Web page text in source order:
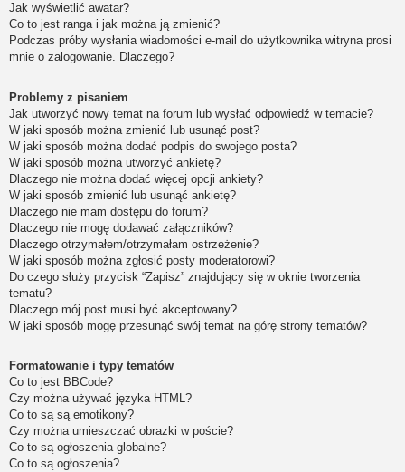
Jak wyświetlić awatar?
Co to jest ranga i jak można ją zmienić?
Podczas próby wysłania wiadomości e-mail do użytkownika witryna prosi
mnie o zalogowanie. Dlaczego?
Problemy z pisaniem
Jak utworzyć nowy temat na forum lub wysłać odpowiedź w temacie?
W jaki sposób można zmienić lub usunąć post?
W jaki sposób można dodać podpis do swojego posta?
W jaki sposób można utworzyć ankietę?
Dlaczego nie można dodać więcej opcji ankiety?
W jaki sposób zmienić lub usunąć ankietę?
Dlaczego nie mam dostępu do forum?
Dlaczego nie mogę dodawać załączników?
Dlaczego otrzymałem/otrzymałam ostrzeżenie?
W jaki sposób można zgłosić posty moderatorowi?
Do czego służy przycisk “Zapisz” znajdujący się w oknie tworzenia
tematu?
Dlaczego mój post musi być akceptowany?
W jaki sposób mogę przesunąć swój temat na górę strony tematów?
Formatowanie i typy tematów
Co to jest BBCode?
Czy można używać języka HTML?
Co to są są emotikony?
Czy można umieszczać obrazki w poście?
Co to są ogłoszenia globalne?
Co to są ogłoszenia?